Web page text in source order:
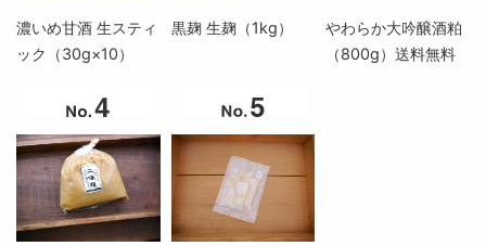
濃いめ甘酒 生スティ
ック（30g×10）
黒麹 生麹（1kg）
やわらか大吟醸酒粕
（800g）送料無料